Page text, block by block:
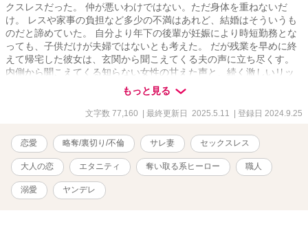
クスレスだった。 仲が悪いわけではない。ただ身体を重ねないだ
け。 レスや家事の負担など多少の不満はあれど、結婚はそういうも
のだと諦めていた。 自分より年下の後輩が妊娠により時短勤務とな
っても、子供だけが夫婦ではないとも考えた。 だが残業を早めに終
えて帰宅した彼女は、玄関から聞こえてくる夫の声に立ち尽くす。
内側から聞こえてくる知らない女性の甘えた声と、続く激しいリッ
プ音。 あんなキスを夫としたのはいつだろうか……。 夫に拒否され
裏切られた藍華は女としてのプライドも、抱いていた愛情さえも傷
つけられ泣いた。 そんな折、同僚に誘われた彼女は徳島県へと旅行
痕がある職人、蔵色蒅（くらしきすくも）。 藍染体験がきっかけで
知り合った二人は、反発し合いながらも互いの傷に触れ、惹かれ合
っていく。 薄い色ならまだ、引き返せた。 けれどもう、色は濃く深
くなってしまって…… セックスレス、実家の問題、義母との関係、
出産、仕事……現代女性を取り巻くさまざまな難題の中、誰にも心
を癒してもらえなかった女性は、ただ一人の手に堕ちる。 藍がめに
もっと見る
文字数 77,160 | 最終更新日 2025.5.11 | 登録日 2024.9.25
恋愛 略奪/裏切り/不倫 サレ妻 セックスレス
大人の恋 エタニティ 奪い取る系ヒーロー 職人
溺愛 ヤンデレ